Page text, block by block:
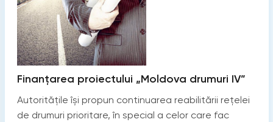
Finanțarea proiectului „Moldova drumuri IV”
Autoritățile își propun continuarea reabilitării rețelei
de drumuri prioritare, în special a celor care fac